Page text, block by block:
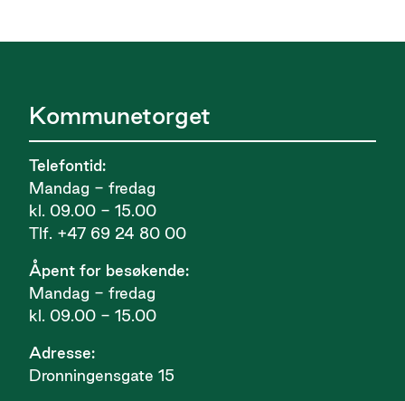
Kommunetorget
Telefontid:
Mandag - fredag
kl. 09.00 - 15.00
Tlf. +47 69 24 80 00
Åpent for besøkende:
Mandag - fredag
kl. 09.00 - 15.00
Adresse:
Dronningensgate 15